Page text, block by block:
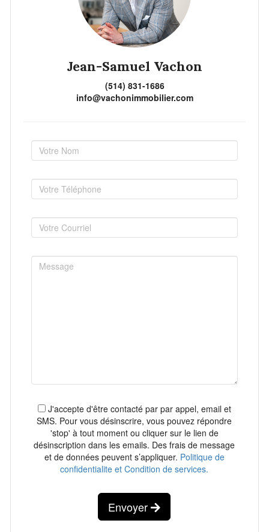
Jean-Samuel Vachon
(514) 831-1686
info@vachonimmobilier.com
J'accepte d'être contacté par par appel, email et
SMS. Pour vous désinscrire, vous pouvez répondre
'stop' à tout moment ou cliquer sur le lien de
désinscription dans les emails. Des frais de message
et de données peuvent s’appliquer. Politique de
confidentialite et Condition de services.
Envoyer